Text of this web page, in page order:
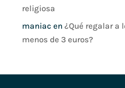
religiosa
maniac en ¿Qué regalar a
menos de 3 euros?